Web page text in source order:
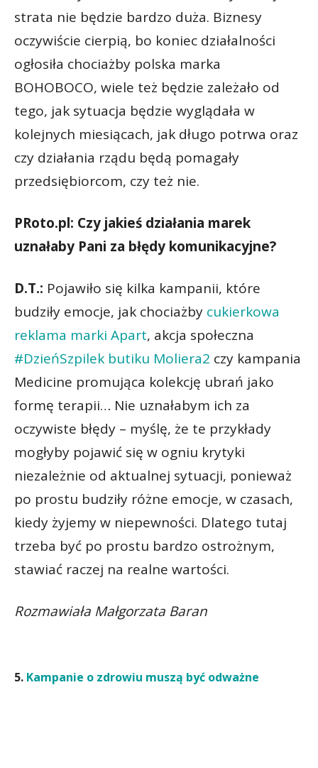
strata nie będzie bardzo duża. Biznesy
oczywiście cierpią, bo koniec działalności
ogłosiła chociażby polska marka
BOHOBOCO, wiele też będzie zależało od
tego, jak sytuacja będzie wyglądała w
kolejnych miesiącach, jak długo potrwa oraz
czy działania rządu będą pomagały
przedsiębiorcom, czy też nie.
PRoto.pl: Czy jakieś działania marek
uznałaby Pani za błędy komunikacyjne?
D.T.: Pojawiło się kilka kampanii, które
budziły emocje, jak chociażby cukierkowa
reklama marki Apart, akcja społeczna
#DzieńSzpilek butiku Moliera2 czy kampania
Medicine promująca kolekcję ubrań jako
formę terapii… Nie uznałabym ich za
oczywiste błędy – myślę, że te przykłady
mogłyby pojawić się w ogniu krytyki
niezależnie od aktualnej sytuacji, ponieważ
po prostu budziły różne emocje, w czasach,
kiedy żyjemy w niepewności. Dlatego tutaj
trzeba być po prostu bardzo ostrożnym,
stawiać raczej na realne wartości.
Rozmawiała Małgorzata Baran
5. Kampanie o zdrowiu muszą być odważne